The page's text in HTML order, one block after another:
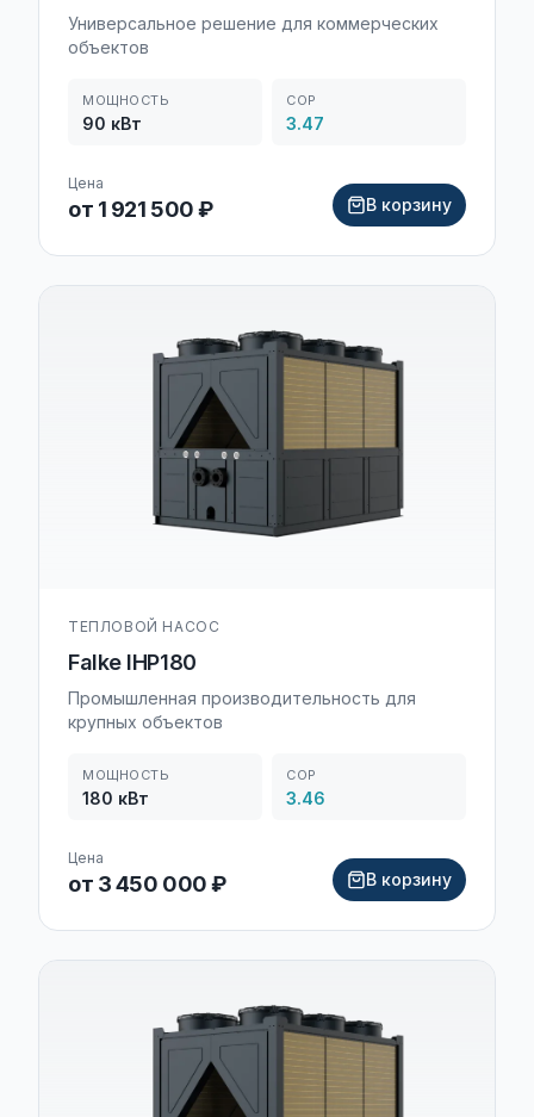
Универсальное решение для коммерческих
объектов
МОЩНОСТЬ
90 кВт
COP
3.47
Цена
от 1 921 500 ₽ В корзину
ТЕПЛОВОЙ НАСОС
Falke IHP180
Промышленная производительность для
крупных объектов
МОЩНОСТЬ
180 кВт
COP
3.46
Цена
от 3 450 000 ₽ В корзину